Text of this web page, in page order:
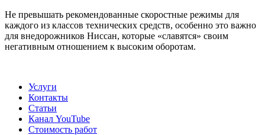
Не превышать рекомендованные скоростные режимы для
каждого из классов технических средств, особенно это важно
для внедорожников Ниссан, которые «славятся» своим
негативным отношением к высоким оборотам.
Услуги
Контакты
Статьи
Канал YouTube
Стоимость работ